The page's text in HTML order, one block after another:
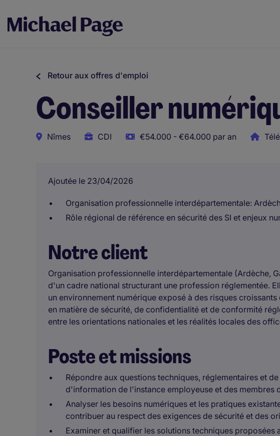
Retour aux offres d'emploi
Conseiller
Nîmes CDI €54.000 - €64.000 par an
Ajoutée le 23/04/2026
Organisation professionnelle interdépartementale:
Rôle régional de référence en sécurité des SI et enjeux
Notre client
Organisation professionnelle interdépartementale (Ardèche,
d'un cadre national structurant une profession réglementée.
un environnement numérique exposé à des risques
en matière de sécurité, de confidentialité et de conformité
entre les orientations nationales et les réalités locales des
Poste et missions
Répondre aux questions techniques, réglementaires et
d'information de l'instance employeuse et des membres
Analyser les besoins numériques et les pratiques
contribuer au respect des exigences de sécurité et des
Examiner et qualifier les solutions techniques proposées